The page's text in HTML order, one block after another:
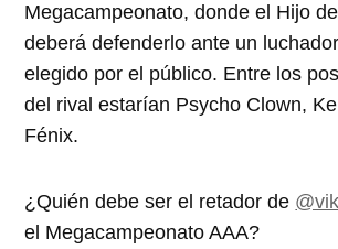
Megacampeonato, donde el Hijo
deberá defenderlo ante un
elegido por el público. Entre los
del rival estarían Psycho Clown,
Fénix.
¿Quién debe ser el retador de
el Megacampeonato AAA?